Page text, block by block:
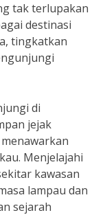
tak terlupakan
destinasi
tingkatkan
di
jejak
Menjelajahi
kawasan
lampau dan
sejarah